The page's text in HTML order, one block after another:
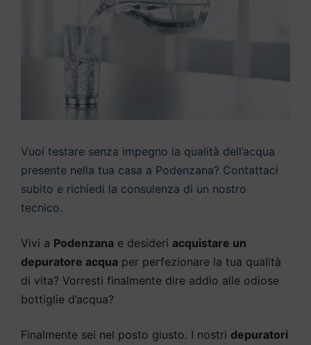
Vuoi testare senza impegno la qualità dell’acqua
presente nella tua casa a Podenzana? Contattaci
subito e richiedi la consulenza di un nostro
tecnico.
Vivi a Podenzana e desideri acquistare un
depuratore acqua per perfezionare la tua qualità
di vita? Vorresti finalmente dire addio alle odiose
bottiglie d’acqua?
Finalmente sei nel posto giusto. I nostri depuratori